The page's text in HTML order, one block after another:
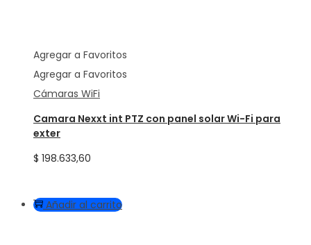
Agregar a Favoritos
Agregar a Favoritos
Cámaras WiFi
Camara Nexxt int PTZ con panel solar Wi-Fi para
exter
$ 198.633,60
Añadir al carrito